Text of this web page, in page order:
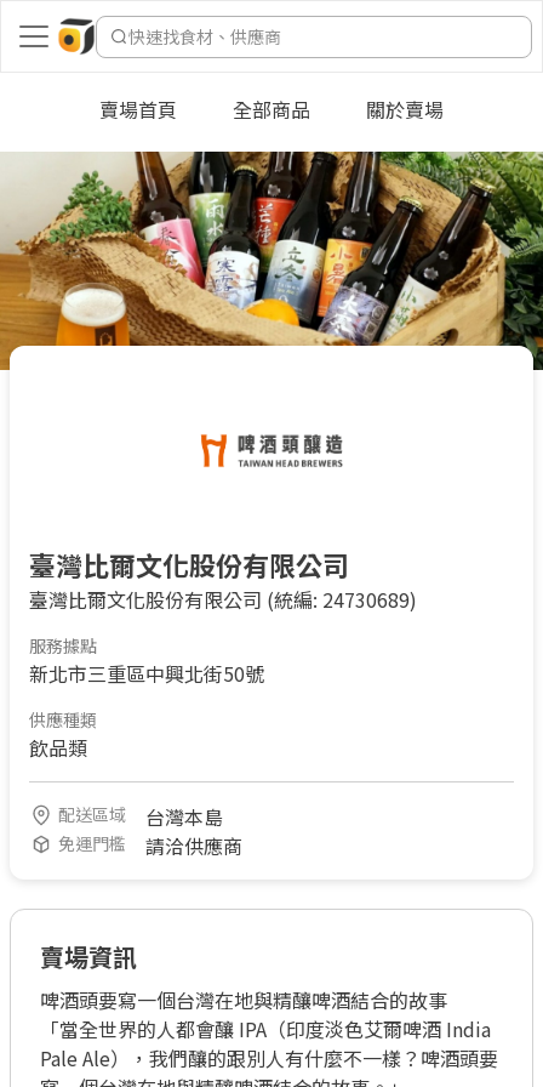
快速找食材、供應商
賣場首頁 全部商品 關於賣場
臺灣比爾文化股份有限公司
臺灣比爾文化股份有限公司 (統編: 24730689)
服務據點
新北市三重區中興北街50號
供應種類
飲品類
配送區域 台灣本島
免運門檻 請洽供應商
賣場資訊
啤酒頭要寫一個台灣在地與精釀啤酒結合的故事
「當全世界的人都會釀 IPA（印度淡色艾爾啤酒 India
Pale Ale），我們釀的跟別人有什麼不一樣？啤酒頭要